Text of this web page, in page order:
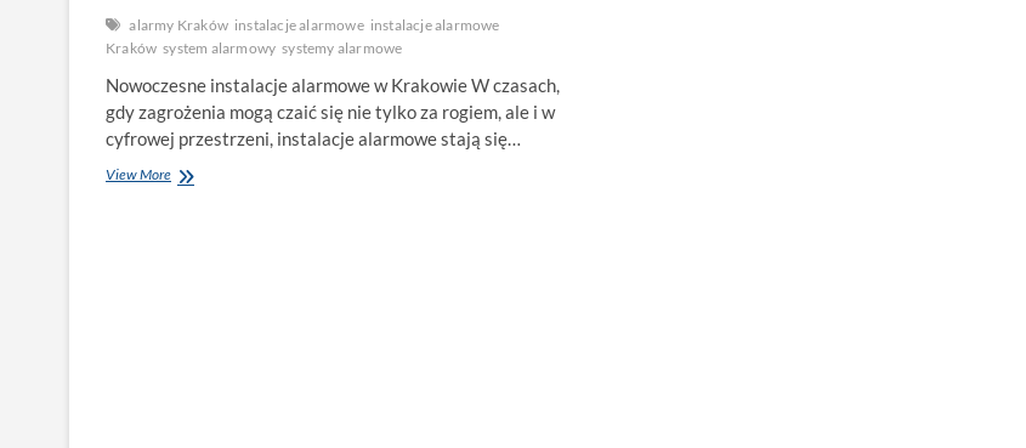
alarmy Kraków instalacje alarmowe instalacje alarmowe
Kraków system alarmowy systemy alarmowe
Nowoczesne instalacje alarmowe w Krakowie W czasach,
gdy zagrożenia mogą czaić się nie tylko za rogiem, ale i w
cyfrowej przestrzeni, instalacje alarmowe stają się…
View MoreNowoczesne